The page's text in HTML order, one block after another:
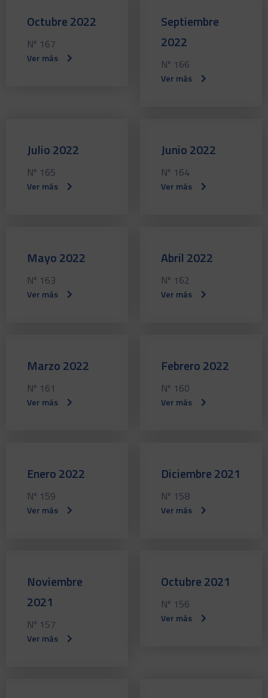
Octubre 2022
Nº 167
Ver más
Septiembre
2022
Nº 166
Ver más
Julio 2022
Nº 165
Ver más
Junio 2022
Nº 164
Ver más
Mayo 2022
Nº 163
Ver más
Abril 2022
Nº 162
Ver más
Marzo 2022
Nº 161
Ver más
Febrero 2022
Nº 160
Ver más
Enero 2022
Nº 159
Ver más
Diciembre 2021
Nº 158
Ver más
Noviembre
2021
Nº 157
Ver más
Octubre 2021
Nº 156
Ver más